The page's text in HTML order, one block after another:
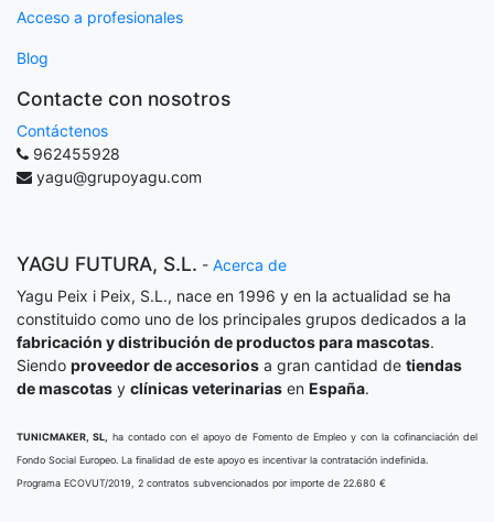
Acceso a profesionales
Blog
Contacte con nosotros
Contáctenos
962455928
yagu@grupoyagu.com
YAGU FUTURA, S.L. - Acerca de
Yagu Peix i Peix, S.L., nace en 1996 y en la actualidad se ha
constituido como uno de los principales grupos dedicados a la
fabricación y distribución de productos para mascotas.
Siendo proveedor de accesorios a gran cantidad de tiendas
de mascotas y clínicas veterinarias en España.
TUNICMAKER, SL,
ha contado con el apoyo de Fomento de Empleo y con la cofinanciación del
Fondo Social Europeo. La finalidad de este apoyo es incentivar la contratación indefinida.
Programa ECOVUT/2019, 2 contratos subvencionados por importe de 22.680 €